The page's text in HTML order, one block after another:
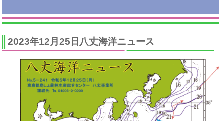
2023年12月25日八丈海洋ニュース